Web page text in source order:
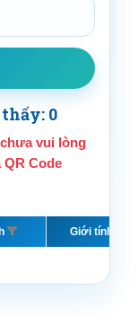
0
vui lòng
QR Code
Giới tính